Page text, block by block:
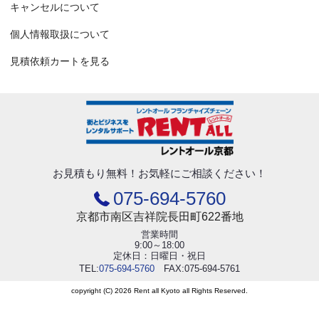
キャンセルについて
個人情報取扱について
見積依頼カートを見る
お見積もり無料！ お気軽にご相談ください！
075-694-5760
京都市南区吉祥院長田町622番地
営業時間
9:00～18:00
定休日：日曜日・祝日
TEL:075-694-5760 FAX:075-694-5761
copyright (C) 2026 Rent all Kyoto all Rights Reserved.